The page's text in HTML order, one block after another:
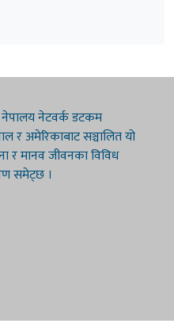
नेपालय नेटवर्क डटकम
र अमेरिकाबाट सञ्चालित यो
र मानव जीवनका विविध
समेट्छ ।